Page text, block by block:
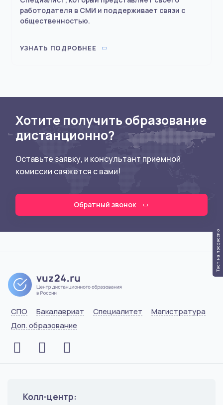
работодателя в СМИ и поддерживает связи с
общественностью.
УЗНАТЬ ПОДРОБНЕЕ
Хотите получить образование
дистанционно?
Оставьте заявку, и консультант приемной
комиссии свяжется с вами!
Обратный звонок
СПО Бакалавриат Специалитет
Магистратура
Доп. образование
Колл-центр:
Тест на профессию